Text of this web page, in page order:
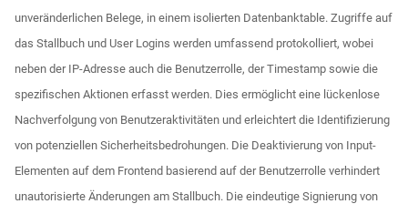
unveränderlichen Belege, in einem isolierten Datenbanktable. Zugriffe auf
das Stallbuch und User Logins werden umfassend protokolliert, wobei
neben der IP-Adresse auch die Benutzerrolle, der Timestamp sowie die
spezifischen Aktionen erfasst werden. Dies ermöglicht eine lückenlose
Nachverfolgung von Benutzeraktivitäten und erleichtert die Identifizierung
von potenziellen Sicherheitsbedrohungen. Die Deaktivierung von Input-
Elementen auf dem Frontend basierend auf der Benutzerrolle verhindert
unautorisierte Änderungen am Stallbuch. Die eindeutige Signierung von